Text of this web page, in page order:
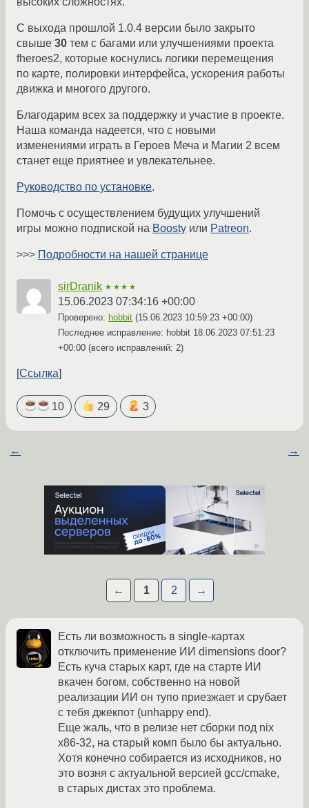
С выхода прошлой 1.0.4 версии было закрыто
свыше 30 тем с багами или улучшениями проекта
fheroes2, которые коснулись логики перемещения
по карте, полировки интерфейса, ускорения работы
движка и многого другого.
Благодарим всех за поддержку и участие в проекте.
Наша команда надеется, что с новыми
изменениями играть в Героев Меча и Магии 2 всем
станет еще приятнее и увлекательнее.
Руководство по установке.
Помочь с осуществлением будущих улучшений
игры можно подпиской на Boosty или Patreon.
>>> Подробности на нашей странице
sirDranik ★★★★
15.06.2023 07:34:16 +00:00
Проверено: hobbit (15.06.2023 10:59:23 +00:00)
Последнее исправление: hobbit 18.06.2023 07:51:23
+00:00 (всего исправлений: 2)
Ссылка
10 29 3
← →
← 1 2 →
Есть ли возможность в single-картах
отключить применение ИИ dimensions door?
Есть куча старых карт, где на старте ИИ
вкачен богом, собственно на новой
реализации ИИ он тупо приезжает и срубает
с тебя джекпот (unhappy end).
Еще жаль, что в релизе нет сборки под nix
x86-32, на старый комп было бы актуально.
Хотя конечно собирается из исходников, но
это возня с актуальной версией gcc/cmake,
в старых дистах это проблема.